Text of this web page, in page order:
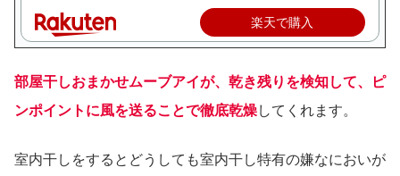
楽天で購入
部屋干しおまかせムーブアイが、乾き残りを検知して、ピ
ンポイントに風を送ることで徹底乾燥してくれます。
室内干しをするとどうしても室内干し特有の嫌なにおいが